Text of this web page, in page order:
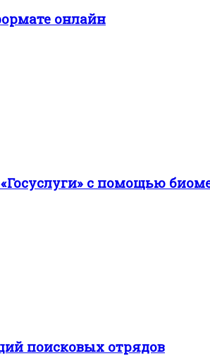
онлайн
с помощью
поисковых отрядов